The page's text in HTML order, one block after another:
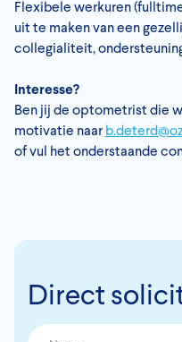
Flexibele werkuren
uit te maken van een
collegialiteit,
Interesse?
Ben jij de optometrist die
motivatie naar
of vul het onderstaande
Direct